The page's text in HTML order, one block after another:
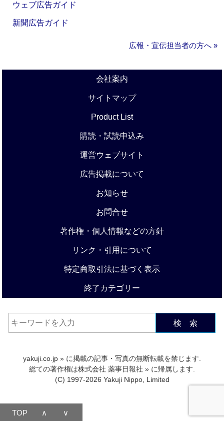
ウェブ広告ガイド
新聞広告ガイド
広報・宣伝担当者の方へ »
会社案内
サイトマップ
Product List
購読・試読申込み
運営ウェブサイト
広告掲載について
お知らせ
お問合せ
著作権・個人情報などの方針
リンク・引用について
特定商取引法に基づく表示
終了カテゴリー
検 索
yakuji.co.jp » に掲載の記事・写真の無断転載を禁じます.
総ての著作権は株式会社 薬事日報社 » に帰属します.
(C) 1997-2026 Yakuji Nippo, Limited
TOP ∧ ∨